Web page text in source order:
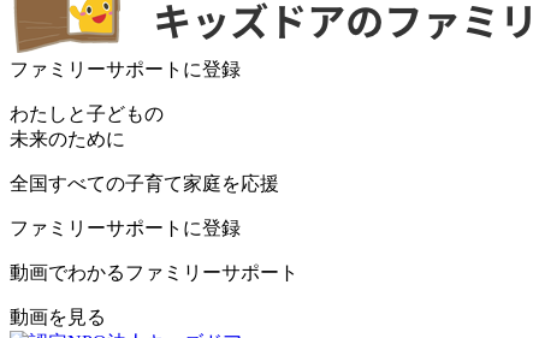
ファミリーサポートに登録
わたしと子どもの
未来のために
全国すべての子育て家庭を応援
ファミリーサポートに登録
動画でわかるファミリーサポート
動画を見る